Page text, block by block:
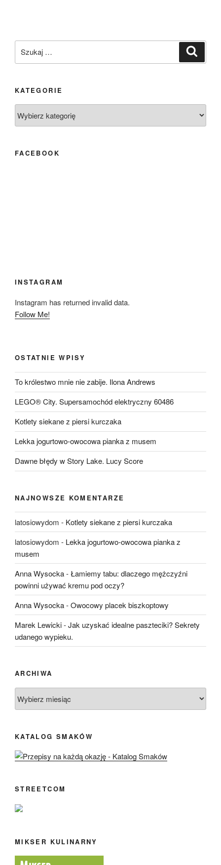
KATEGORIE
FACEBOOK
INSTAGRAM
Instagram has returned invalid data.
Follow Me!
OSTATNIE WPISY
To królestwo mnie nie zabije. Ilona Andrews
LEGO® City. Supersamochód elektryczny 60486
Kotlety siekane z piersi kurczaka
Lekka jogurtowo-owocowa pianka z musem
Dawne błędy w Story Lake. Lucy Score
NAJNOWSZE KOMENTARZE
latosiowydom - Kotlety siekane z piersi kurczaka
latosiowydom - Lekka jogurtowo-owocowa pianka z
musem
Anna Wysocka-Łamiemy tabu: dlaczego mężczyźni
powinni używać kremu pod oczy?
Anna Wysocka-Owocowy placek biszkoptowy
Marek Lewicki-Jak uzyskać idealne paszteciki? Sekrety
udanego wypieku.
ARCHIWA
KATALOG SMAKÓW
STREETCOM
MIKSER KULINARNY